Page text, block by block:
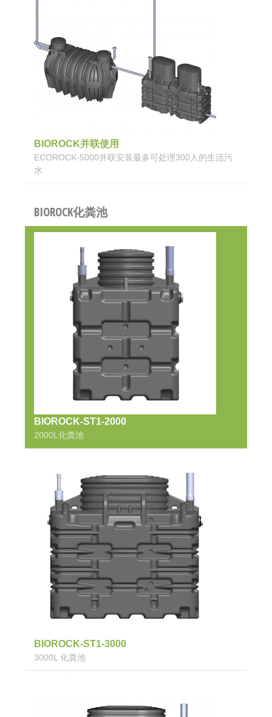
BIOROCK并联使用
ECOROCK-5000并联安装最多可处理300人的生活污
水
BIOROCK化粪池
BIOROCK-ST1-2000
2000L化粪池
BIOROCK-ST1-3000
3000L 化粪池